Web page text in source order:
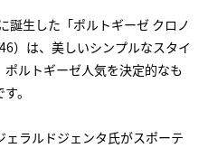
誕生した「ポルトギーゼ クロノ
）は、美しいシンプルなスタイ
ルトギーゼ人気を決定的なも
。
ラルドジェンタ氏がスポーテ